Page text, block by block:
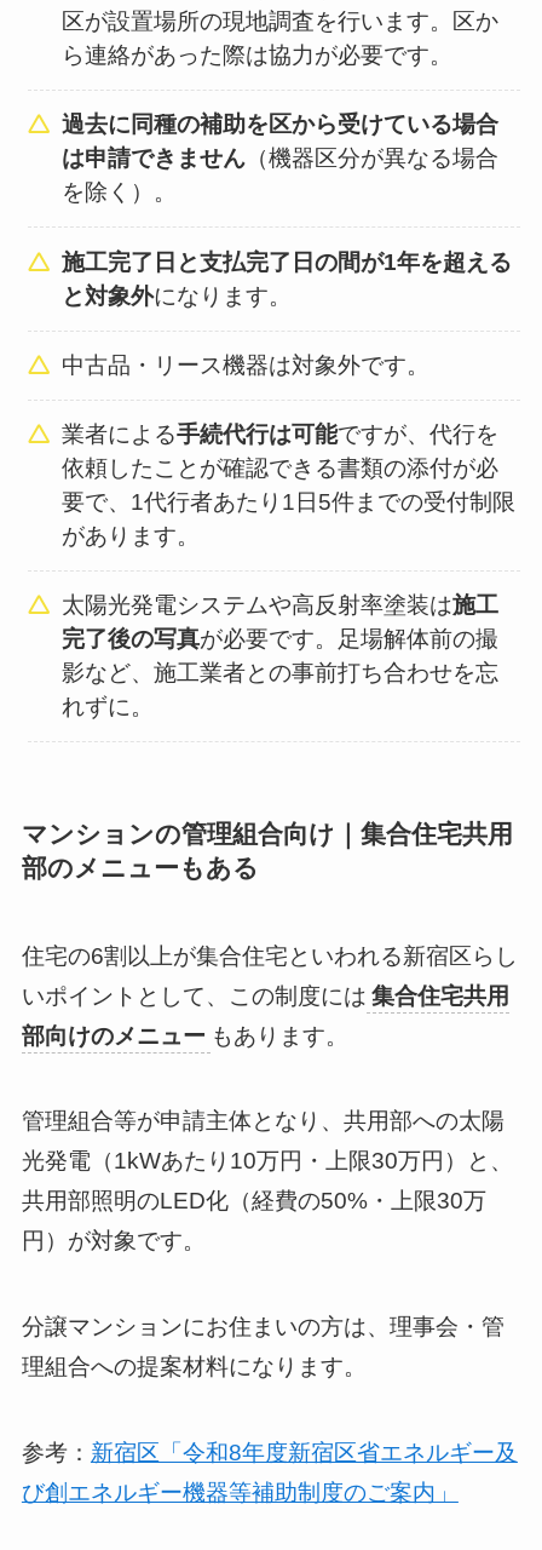
区が設置場所の現地調査を行います。区か
ら連絡があった際は協力が必要です。
過去に同種の補助を区から受けている場合
は申請できません（機器区分が異なる場合
を除く）。
施工完了日と支払完了日の間が1年を超える
と対象外になります。
中古品・リース機器は対象外です。
業者による手続代行は可能ですが、代行を
依頼したことが確認できる書類の添付が必
要で、1代行者あたり1日5件までの受付制限
があります。
太陽光発電システムや高反射率塗装は施工
完了後の写真が必要です。足場解体前の撮
影など、施工業者との事前打ち合わせを忘
れずに。
マンションの管理組合向け｜集合住宅共用
部のメニューもある
住宅の6割以上が集合住宅といわれる新宿区らし
いポイントとして、この制度には 集合住宅共用
部向けのメニュー もあります。
管理組合等が申請主体となり、共用部への太陽
光発電（1kWあたり10万円・上限30万円）と、
共用部照明のLED化（経費の50%・上限30万
円）が対象です。
分譲マンションにお住まいの方は、理事会・管
理組合への提案材料になります。
参考： 新宿区「令和8年度新宿区省エネルギー及
び創エネルギー機器等補助制度のご案内」